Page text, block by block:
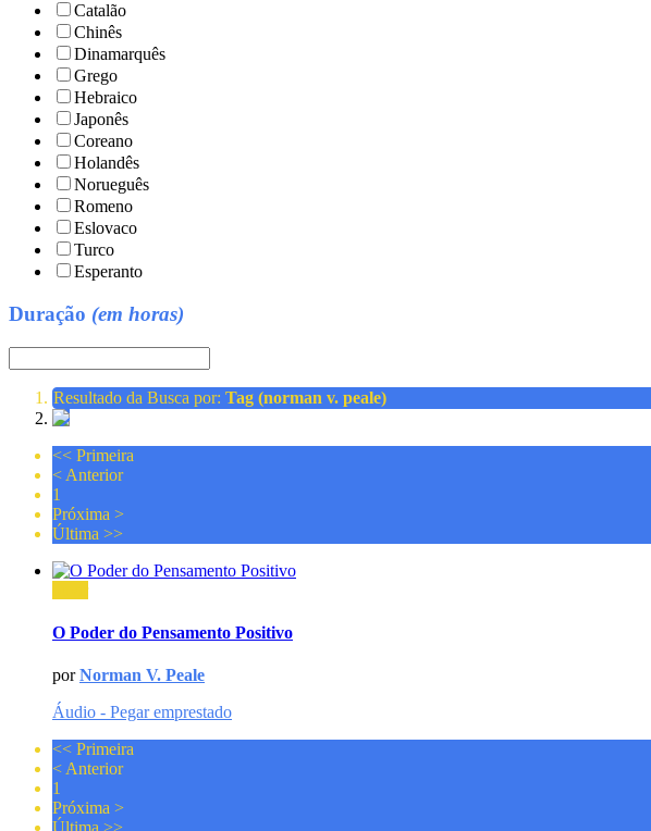
Catalão
Chinês
Dinamarquês
Grego
Hebraico
Japonês
Coreano
Holandês
Norueguês
Romeno
Eslovaco
Turco
Esperanto
Duração (em horas)
Resultado da Busca por: Tag (norman v. peale)
<< Primeira
< Anterior
1
Próxima >
Última >>
O Poder do Pensamento Positivo
porNorman V. Peale
Áudio - Pegar emprestado
<< Primeira
< Anterior
1
Próxima >